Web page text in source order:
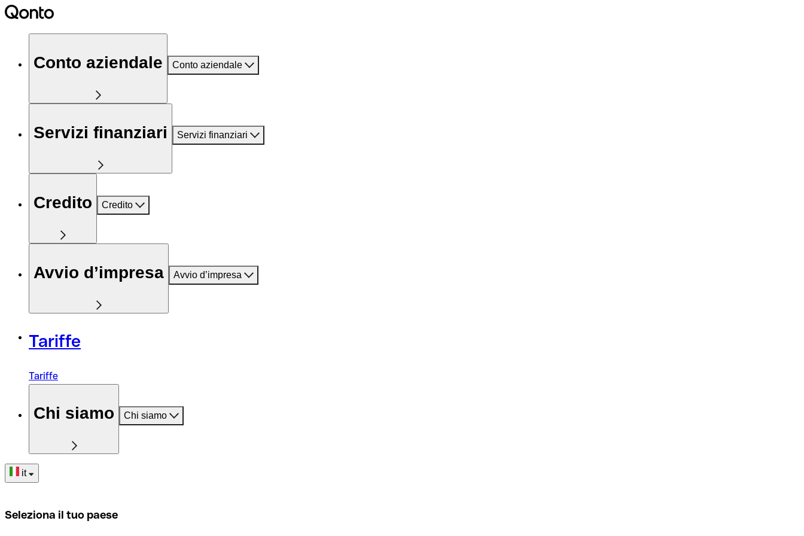
Conto aziendale Conto aziendale
Servizi finanziari Servizi finanziari
Credito Credito
Avvio d’impresa Avvio d’impresa
Tariffe
Tariffe
Chi siamo Chi siamo
it
Seleziona il tuo paese